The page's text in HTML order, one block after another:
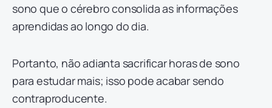
sono que o cérebro consolida as informações
aprendidas ao longo do dia.
Portanto, não adianta sacrificar horas de sono
para estudar mais; isso pode acabar sendo
contraproducente.